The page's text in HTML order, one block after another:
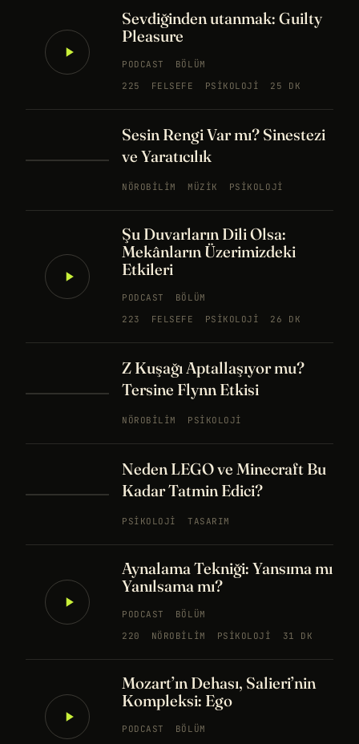
Sevdiğinden utanmak: Guilty
Pleasure
PODCAST
BÖLÜM
225
FELSEFE PSIKOLOJI 25 DK
Sesin Rengi Var mı? Sinestezi
ve Yaratıcılık
NÖROBILIM MÜZIK PSIKOLOJI
Şu Duvarların Dili Olsa:
Mekânların Üzerimizdeki
Etkileri
PODCAST
BÖLÜM
223
FELSEFE PSIKOLOJI 26 DK
Z Kuşağı Aptallaşıyor mu?
Tersine Flynn Etkisi
NÖROBILIM PSIKOLOJI
Neden LEGO ve Minecraft Bu
Kadar Tatmin Edici?
PSIKOLOJI TASARIM
Aynalama Tekniği: Yansıma mı
Yanılsama mı?
PODCAST
BÖLÜM
220
NÖROBILIM PSIKOLOJI 31 DK
Mozart’ın Dehası, Salieri’nin
Kompleksi: Ego
PODCAST
BÖLÜM